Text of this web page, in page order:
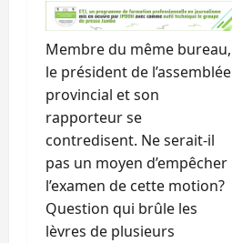
Membre du même bureau,
le président de l’assemblée
provincial et son
rapporteur se
contredisent. Ne serait-il
pas un moyen d’empêcher
l’examen de cette motion?
Question qui brûle les
lèvres de plusieurs